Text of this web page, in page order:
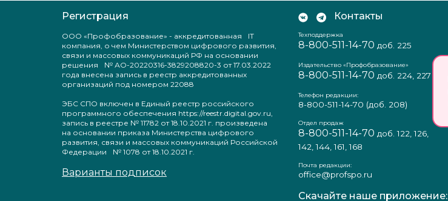
Регистрация
ООО «Профобразование» - аккредитованная IT
компания, о чем Министерством цифрового развития,
связи и массовых коммуникаций РФ на основании
решения № АО-20220316-3829208820-3 от 17.03.2022
года внесена запись в реестр аккредитованных
организаций под номером 22088
ЭБС СПО включен в Единый реестр российского
программного обеспечения https://reestr.digital.gov.ru,
запись в реестре № 11782 от 18.10.2021 г. произведена
на основании приказа Министерства цифрового
развития, связи и массовых коммуникаций Российской
Федерации № 1078 от 18.10.2021 г.
Варианты подписок
Контакты
Техподдержка
8-800-511-14-70 доб. 225
Издательство «Профобразование»
8-800-511-14-70 доб. 224, 227
Телефон редакции:
8-800-511-14-70 (доб. 208)
Отдел продаж
8-800-511-14-70 доб. 122, 126,
142, 144, 161, 168
Почта редакции:
office@profspo.ru
Скачайте наше приложение: